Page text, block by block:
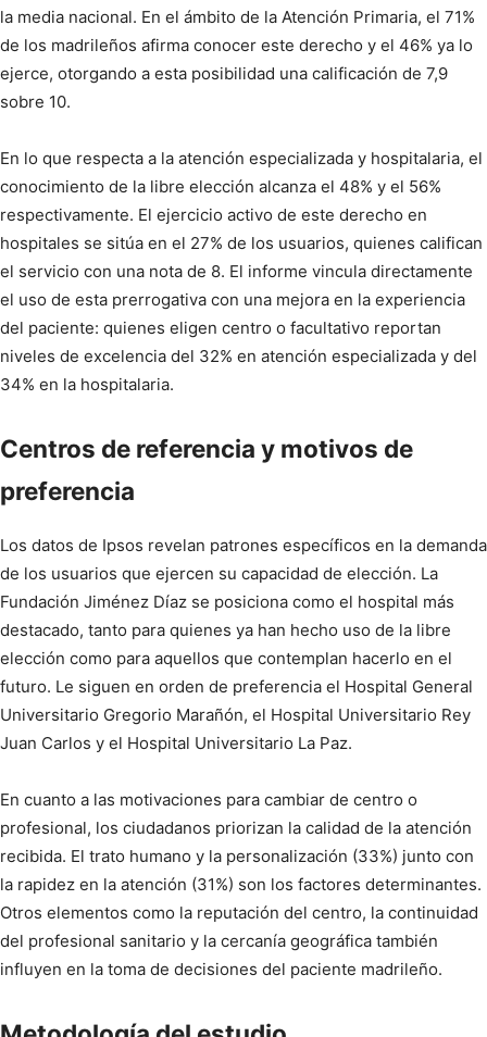
la media nacional. En el ámbito de la Atención Primaria, el 71%
de los madrileños afirma conocer este derecho y el 46% ya lo
ejerce, otorgando a esta posibilidad una calificación de 7,9
sobre 10.
En lo que respecta a la atención especializada y hospitalaria, el
conocimiento de la libre elección alcanza el 48% y el 56%
respectivamente. El ejercicio activo de este derecho en
hospitales se sitúa en el 27% de los usuarios, quienes califican
el servicio con una nota de 8. El informe vincula directamente
el uso de esta prerrogativa con una mejora en la experiencia
del paciente: quienes eligen centro o facultativo reportan
niveles de excelencia del 32% en atención especializada y del
34% en la hospitalaria.
Centros de referencia y motivos de
preferencia
Los datos de Ipsos revelan patrones específicos en la demanda
de los usuarios que ejercen su capacidad de elección. La
Fundación Jiménez Díaz se posiciona como el hospital más
destacado, tanto para quienes ya han hecho uso de la libre
elección como para aquellos que contemplan hacerlo en el
futuro. Le siguen en orden de preferencia el Hospital General
Universitario Gregorio Marañón, el Hospital Universitario Rey
Juan Carlos y el Hospital Universitario La Paz.
En cuanto a las motivaciones para cambiar de centro o
profesional, los ciudadanos priorizan la calidad de la atención
recibida. El trato humano y la personalización (33%) junto con
la rapidez en la atención (31%) son los factores determinantes.
Otros elementos como la reputación del centro, la continuidad
del profesional sanitario y la cercanía geográfica también
influyen en la toma de decisiones del paciente madrileño.